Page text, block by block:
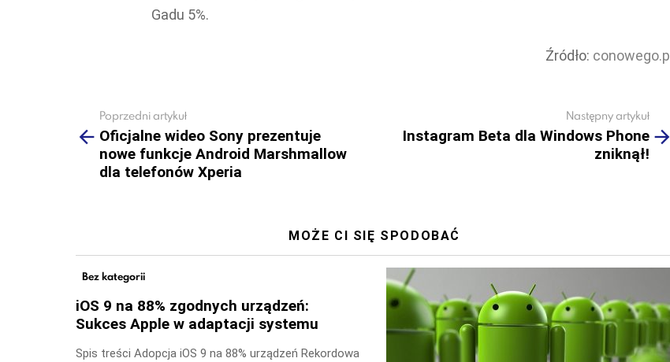
Gadu 5%.
Źródło: conowego.pl
more
Poprzedni artykuł
Oficjalne wideo Sony prezentuje
nowe funkcje Android Marshmallow
dla telefonów Xperia
Następny artykuł
Instagram Beta dla Windows Phone
zniknął!
MOŻE CI SIĘ SPODOBAĆ
Bez kategorii
iOS 9 na 88% zgodnych urządzeń:
Sukces Apple w adaptacji systemu
Spis treści Adopcja iOS 9 na 88% urządzeń Rekordowa